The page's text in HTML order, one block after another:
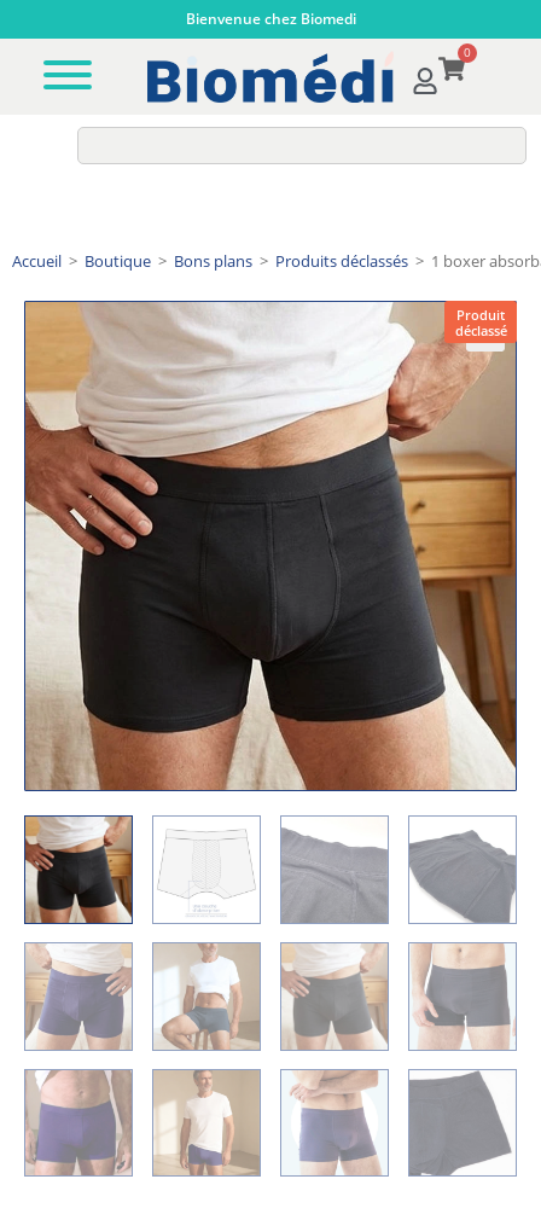
Bienvenue chez Biomedi
0
Accueil > Boutique > Bons plans > Produits déclassés > 1 boxer
Produit
déclassé